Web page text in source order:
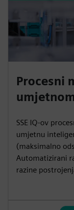
Procesni
SSE IQ-ov
umjetnu
(maksimalno
Automatizirani
razine